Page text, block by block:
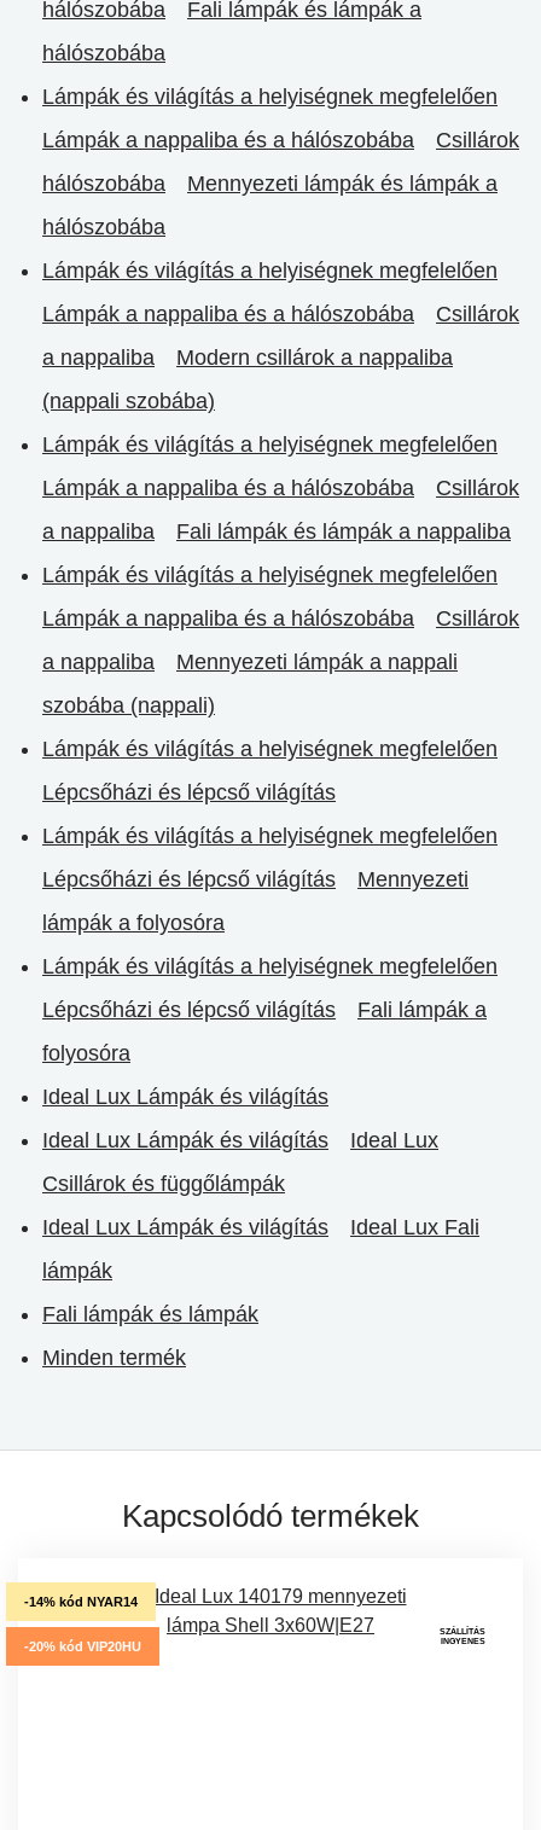
hálószobába
Fali lámpák és lámpák a
hálószobába
Lámpák és világítás a helyiségnek megfelelően
Lámpák a nappaliba és a hálószobába
Csillárok
hálószobába
Mennyezeti lámpák és lámpák a
hálószobába
Lámpák és világítás a helyiségnek megfelelően
Lámpák a nappaliba és a hálószobába
Csillárok
a nappaliba
Modern csillárok a nappaliba
(nappali szobába)
Lámpák és világítás a helyiségnek megfelelően
Lámpák a nappaliba és a hálószobába
Csillárok
a nappaliba
Fali lámpák és lámpák a nappaliba
Lámpák és világítás a helyiségnek megfelelően
Lámpák a nappaliba és a hálószobába
Csillárok
a nappaliba
Mennyezeti lámpák a nappali
szobába (nappali)
Lámpák és világítás a helyiségnek megfelelően
Lépcsőházi és lépcső világítás
Lámpák és világítás a helyiségnek megfelelően
Lépcsőházi és lépcső világítás
Mennyezeti
lámpák a folyosóra
Lámpák és világítás a helyiségnek megfelelően
Lépcsőházi és lépcső világítás
Fali lámpák a
folyosóra
Ideal Lux Lámpák és világítás
Ideal Lux Lámpák és világítás
Ideal Lux
Csillárok és függőlámpák
Ideal Lux Lámpák és világítás
Ideal Lux Fali
lámpák
Fali lámpák és lámpák
Minden termék
Kapcsolódó termékek
-14% kód NYAR14
-20% kód VIP20HU
SZÁLLÍTÁS
INGYENES